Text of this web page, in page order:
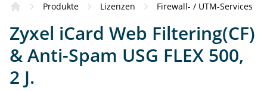
Produkte Lizenzen Firewall- / UTM-Services
Zyxel iCard Web Filtering(CF)
& Anti-Spam USG FLEX 500,
2 J.
Das Produkt hat Sie überzeugt? Dann
empfehlen wir Ihnen gerne einen
kompetenten Vertriebspartner.
Fachhändler